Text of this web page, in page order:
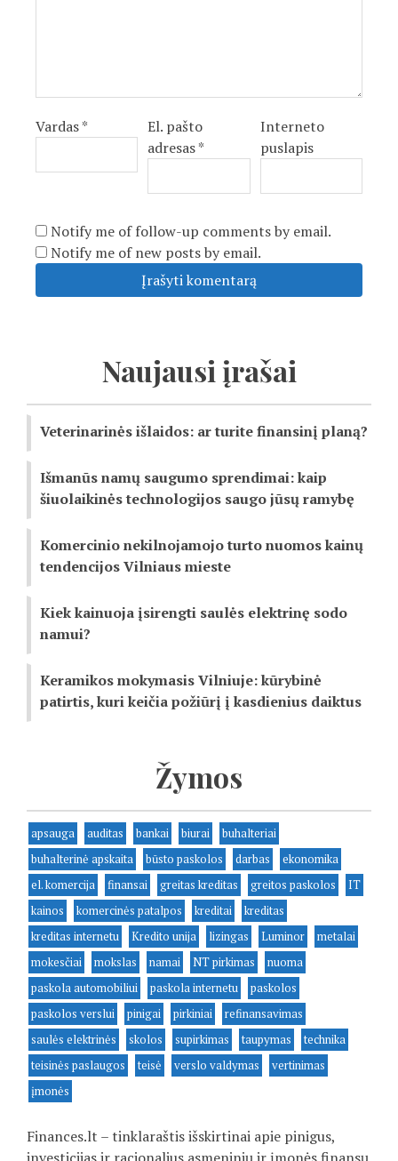
Vardas*
El. pašto
adresas*
Interneto
puslapis
Notify me of follow-up comments by email.
Notify me of new posts by email.
Naujausi įrašai
Veterinarinės išlaidos: ar turite finansinį planą?
Išmanūs namų saugumo sprendimai: kaip
šiuolaikinės technologijos saugo jūsų ramybę
Komercinio nekilnojamojo turto nuomos kainų
tendencijos Vilniaus mieste
Kiek kainuoja įsirengti saulės elektrinę sodo
namui?
Keramikos mokymasis Vilniuje: kūrybinė
patirtis, kuri keičia požiūrį į kasdienius daiktus
Žymos
apsauga auditas bankai biurai
buhalteriai
buhalterinė apskaita
būsto paskolos darbas
ekonomika
el. komercija
finansai greitas kreditas greitos paskolos
IT
kainos
komercinės patalpos kreditai
kreditas
kreditas internetu
Kredito unija lizingas Luminor
metalai
mokesčiai
mokslas namai NT pirkimas
nuoma
paskola automobiliui
paskola internetu
paskolos
paskolos verslui
pinigai pirkiniai
refinansavimas
saulės elektrinės
skolos supirkimas taupymas
technika
teisinės paslaugos
teisė verslo valdymas
vertinimas
įmonės
Finances.lt – tinklaraštis išskirtinai apie pinigus,
investicijas ir racionalius asmeninių ir įmonės finansų